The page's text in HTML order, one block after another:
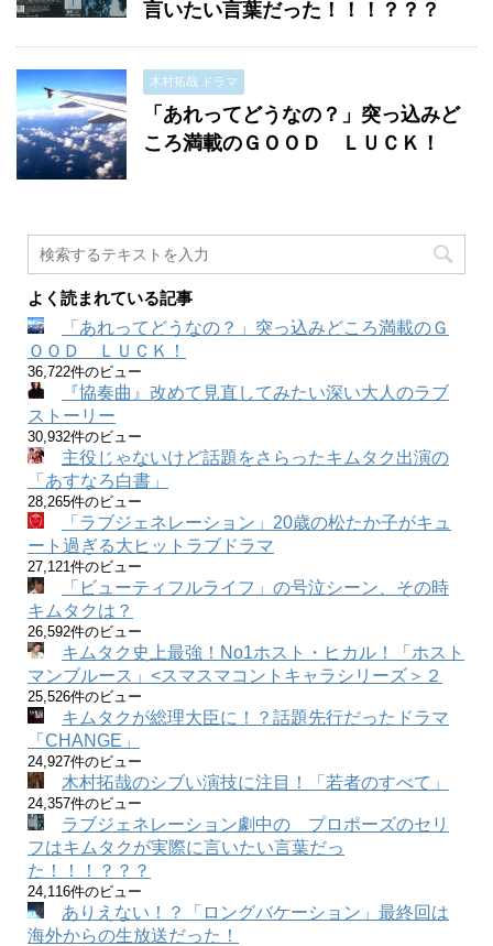
言いたい言葉だった！！！？？？
木村拓哉 ドラマ
「あれってどうなの？」突っ込みど
ころ満載のＧＯＯＤ ＬＵＣＫ！
よく読まれている記事
「あれってどうなの？」突っ込みどころ満載のＧ
ＯＯＤ ＬＵＣＫ！
36,722件のビュー
『協奏曲』改めて見直してみたい深い大人のラブ
ストーリー
30,932件のビュー
主役じゃないけど話題をさらったキムタク出演の
「あすなろ白書」
28,265件のビュー
「ラブジェネレーション」20歳の松たか子がキュ
ート過ぎる大ヒットラブドラマ
27,121件のビュー
「ビューティフルライフ」の号泣シーン、その時
キムタクは？
26,592件のビュー
キムタク史上最強！No1ホスト・ヒカル！「ホスト
マンブルース」<スマスマコントキャラシリーズ＞２
25,526件のビュー
キムタクが総理大臣に！？話題先行だったドラマ
「CHANGE」
24,927件のビュー
木村拓哉のシブい演技に注目！「若者のすべて」
24,357件のビュー
ラブジェネレーション劇中の プロポーズのセリ
フはキムタクが実際に言いたい言葉だっ
た！！！？？？
24,116件のビュー
ありえない！？「ロングバケーション」最終回は
海外からの生放送だった！